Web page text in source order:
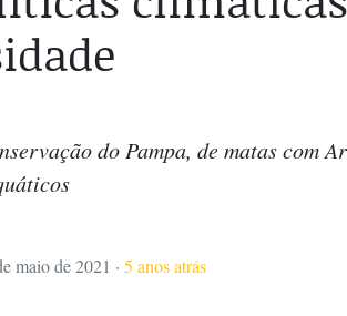
do Pampa, de matas com
maio de 2021 · 5 anos atrás